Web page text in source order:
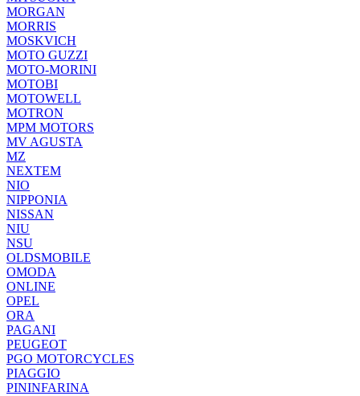
MORGAN
MORRIS
MOSKVICH
MOTO GUZZI
MOTO-MORINI
MOTOBI
MOTOWELL
MOTRON
MPM MOTORS
MV AGUSTA
MZ
NEXTEM
NIO
NIPPONIA
NISSAN
NIU
NSU
OLDSMOBILE
OMODA
ONLINE
OPEL
ORA
PAGANI
PEUGEOT
PGO MOTORCYCLES
PIAGGIO
PININFARINA